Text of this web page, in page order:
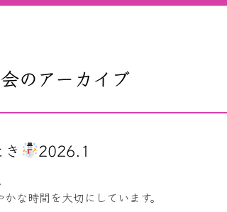
のアーカイブ
2026.1
な時間を大切にしています。